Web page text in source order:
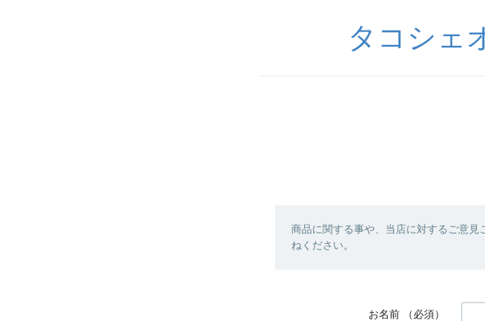
タコシェ
商品に関する事や、当店に対するご意
ねください。
お名前 （必須）